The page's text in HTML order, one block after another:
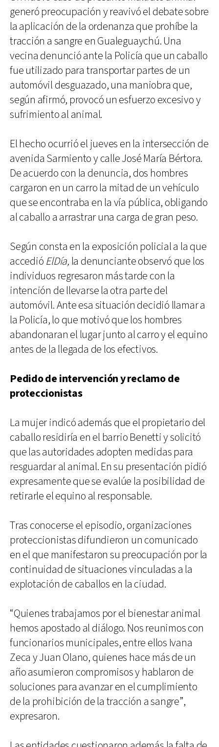
generó preocupación y reavivó el debate sobre
la aplicación de la ordenanza que prohíbe la
tracción a sangre en Gualeguaychú. Una
vecina denunció ante la Policía que un caballo
fue utilizado para transportar partes de un
automóvil desguazado, una maniobra que,
según afirmó, provocó un esfuerzo excesivo y
sufrimiento al animal.
El hecho ocurrió el jueves en la intersección de
avenida Sarmiento y calle José María Bértora.
De acuerdo con la denuncia, dos hombres
cargaron en un carro la mitad de un vehículo
que se encontraba en la vía pública, obligando
al caballo a arrastrar una carga de gran peso.
Según consta en la exposición policial a la que
accedió ElDía, la denunciante observó que los
individuos regresaron más tarde con la
intención de llevarse la otra parte del
automóvil. Ante esa situación decidió llamar a
la Policía, lo que motivó que los hombres
abandonaran el lugar junto al carro y el equino
antes de la llegada de los efectivos.
Pedido de intervención y reclamo de
proteccionistas
La mujer indicó además que el propietario del
caballo residiría en el barrio Benetti y solicitó
que las autoridades adopten medidas para
resguardar al animal. En su presentación pidió
expresamente que se evalúe la posibilidad de
retirarle el equino al responsable.
Tras conocerse el episodio, organizaciones
proteccionistas difundieron un comunicado
en el que manifestaron su preocupación por la
continuidad de situaciones vinculadas a la
explotación de caballos en la ciudad.
“Quienes trabajamos por el bienestar animal
hemos apostado al diálogo. Nos reunimos con
funcionarios municipales, entre ellos Ivana
Zeca y Juan Olano, quienes hace más de un
año asumieron compromisos y hablaron de
soluciones para avanzar en el cumplimiento
de la prohibición de la tracción a sangre”,
expresaron.